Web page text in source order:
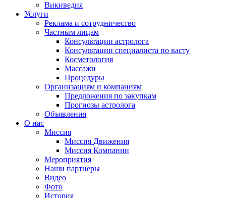
Викиведия
Услуги
Реклама и сотрудничество
Частным лицам
Консультации астролога
Консультации специалиста по васту
Косметология
Массажи
Процедуры
Организациям и компаниям
Предложения по закупкам
Прогнозы астролога
Объявления
О нас
Миссия
Миссия Движения
Миссия Компании
Мероприятия
Наши партнеры
Видео
Фото
История